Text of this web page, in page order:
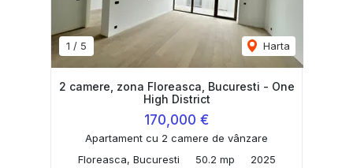
1 / 5 Harta
2 camere, zona Floreasca, Bucuresti - One
High District
170,000 €
Apartament cu 2 camere de vânzare
Floreasca, Bucuresti
50.2 mp 2025